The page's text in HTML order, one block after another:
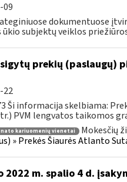
09
dokumentuose
subjektų veiklos
prekių (paslaugų)
22
Ši informacija skelbiama:
PVM lengvatos taikomos
nato kariuomenių vienetai Mokesčių
» Prekės Šiaurės Atlanto
2022 m. spalio 4 d.